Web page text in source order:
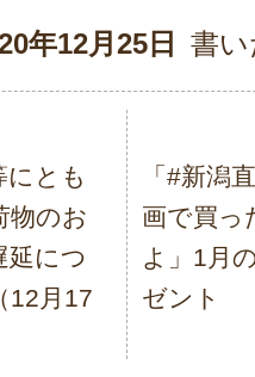
年12月25日 書
にとも
物のお
延につ
12月17
「#新潟
画で買っ
よ」1月
ゼント